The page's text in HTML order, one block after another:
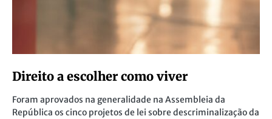
Direito a escolher como viver
Foram aprovados na generalidade na Assembleia da
República os cinco projetos de lei sobre descriminalização da